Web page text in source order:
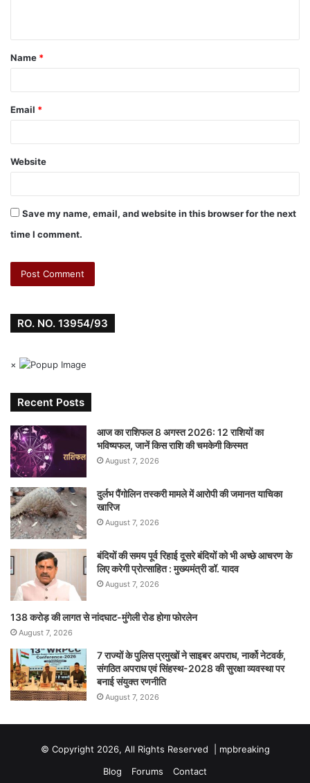
Name *
Email *
Website
Save my name, email, and website in this browser for the next
time I comment.
RO. NO. 13954/93
×
Recent Posts
आज का राशिफल 8 अगस्त 2026: 12 राशियों का
भविष्यफल, जानें किस राशि की चमकेगी किस्मत
August 7, 2026
दुर्लभ पैंगोलिन तस्करी मामले में आरोपी की जमानत याचिका
खारिज
August 7, 2026
बंदियों की समय पूर्व रिहाई दूसरे बंदियों को भी अच्छे आचरण के
लिए करेगी प्रोत्साहित : मुख्यमंत्री डॉ. यादव
August 7, 2026
138 करोड़ की लागत से नांदघाट-मुंगेली रोड होगा फोरलेन
August 7, 2026
7 राज्यों के पुलिस प्रमुखों ने साइबर अपराध, नार्को नेटवर्क,
संगठित अपराध एवं सिंहस्थ-2028 की सुरक्षा व्यवस्था पर
बनाई संयुक्त रणनीति
August 7, 2026
© Copyright 2026, All Rights Reserved | mpbreaking
Blog
Forums Contact